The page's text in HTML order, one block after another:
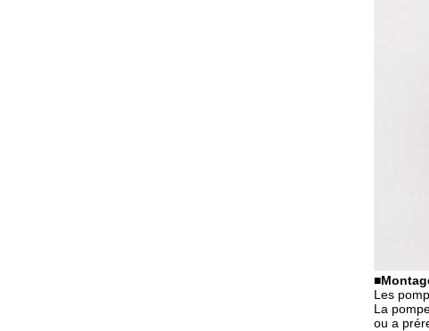
■
Les
La
ou a